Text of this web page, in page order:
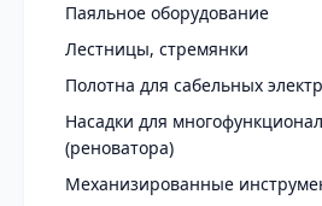
Паяльное оборудование
Лестницы, стремянки
Полотна для сабельных
Насадки для
(реноватора)
Механизированные